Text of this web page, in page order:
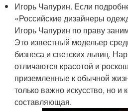
Игорь Чапурин. Если
«Российские дизайнеры
Игорь Чапурин по праву
Это известный модельер
бизнеса и светских львиц.
отличаются красотой и
приземленные к обычной
только важно искусство, но и
составляющая.